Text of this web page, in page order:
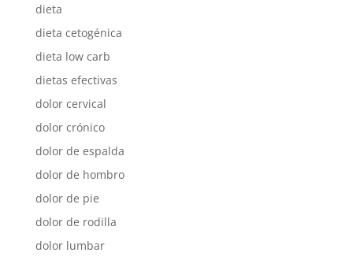
dieta
dieta cetogénica
dieta low carb
dietas efectivas
dolor cervical
dolor crónico
dolor de espalda
dolor de hombro
dolor de pie
dolor de rodilla
dolor lumbar